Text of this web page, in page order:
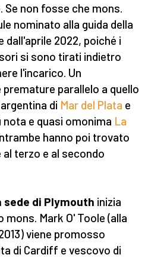
Se non fosse che mons.
nominato alla guida della
dall'aprile 2022, poiché i
si sono tirati indietro
l'incarico. Un
parallelo a quello
di Mar del Plata e
nota e quasi omonima La
hanno poi trovato
terzo e al secondo
sede di Plymouth inizia
mons. Mark O' Toole (alla
viene promosso
di Cardiff e vescovo di